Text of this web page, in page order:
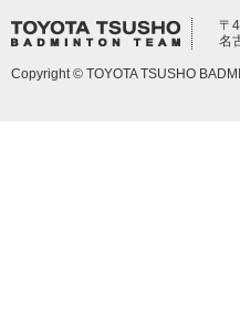
〒
名
Copyright © TOYOTA TSUSHO